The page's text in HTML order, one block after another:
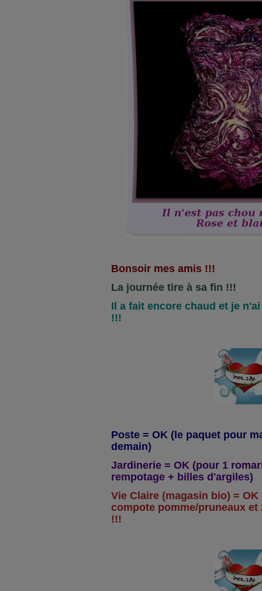
Bonsoir mes amis !!!
La journée tire à sa fin !!!
Il a fait encore chaud et je
!!!
Poste = OK (le paquet pour
demain)
Jardinerie = OK (pour 1
rempotage + billes d'argiles)
Vie Claire (magasin bio) =
compote pomme/pruneaux
!!!